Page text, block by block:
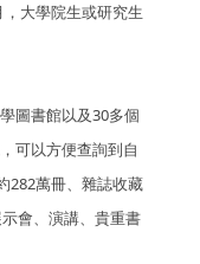
大學院生或研究生
圖書館以及30多個
可以方便查詢到自
282萬冊、雜誌收藏
會、演講、貴重書